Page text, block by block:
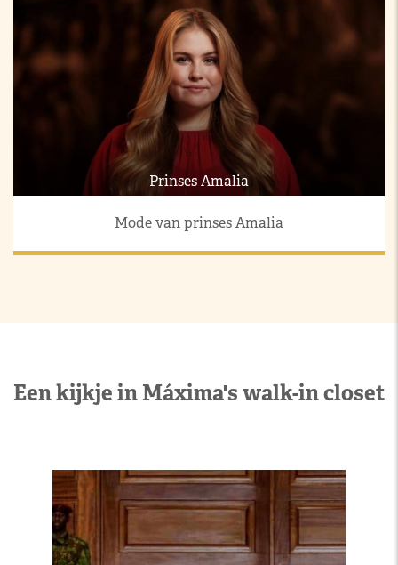
Prinses Amalia
Mode van prinses Amalia
Een kijkje in Máxima's walk-in closet